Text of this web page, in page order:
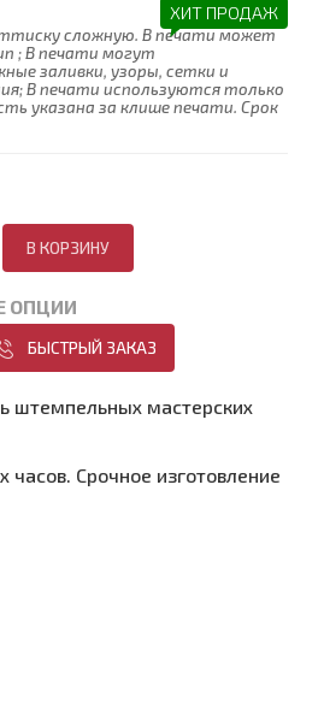
ХИТ ПРОДАЖ
сложную. В печати может
; В печати могут
заливки, узоры, сетки и
В печати используются только
указана за клише печати. Срок
ОПЦИИ
БЫСТРЫЙ ЗАКАЗ
штемпельных мастерских
часов. Срочное изготовление